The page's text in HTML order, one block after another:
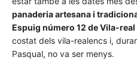
panaderia artesana i
Espuig número 12 de Vila-real
costat dels vila-realencs i,
Pasqual, no va ser menys.